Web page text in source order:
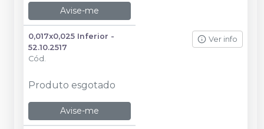
Avise-me
0,017x0,025 Inferior -
52.10.2517
Cód.
Ver info
Produto esgotado
Avise-me